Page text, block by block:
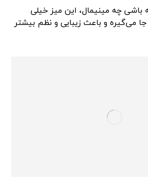
باشی چه مینیمال، این میز خیلی
می‌گیره و باعث زیبایی و نظم بیشتر